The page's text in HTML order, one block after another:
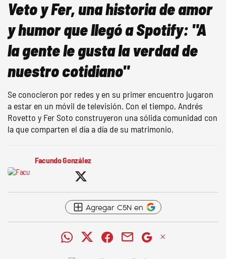
Veto y Fer, una historia de amor
y humor que llegó a Spotify: "A
la gente le gusta la verdad de
nuestro cotidiano"
Se conocieron por redes y en su primer encuentro jugaron
a estar en un móvil de televisión. Con el tiempo, Andrés
Rovetto y Fer Soto construyeron una sólida comunidad con
la que comparten el día a día de su matrimonio.
Facundo González
Agregar C5N en